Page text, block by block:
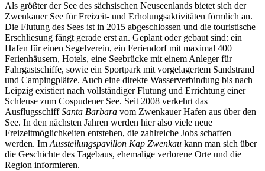
Als größter der See des sächsischen Neuseenlands bietet sich der
Zwenkauer See für Freizeit- und Erholungsaktivitäten förmlich an.
Die Flutung des Sees ist in 2015 abgeschlossen und die touristische
Erschliesung fängt gerade erst an. Geplant oder gebaut sind: ein
Hafen für einen Segelverein, ein Feriendorf mit maximal 400
Ferienhäusern, Hotels, eine Seebrücke mit einem Anleger für
Fahrgastschiffe, sowie ein Sportpark mit vorgelagertem Sandstrand
und Campingplätze. Auch eine direkte Wasserverbindung bis nach
Leipzig existiert nach vollständiger Flutung und Errichtung einer
Schleuse zum Cospudener See. Seit 2008 verkehrt das
AusflugsschiffSanta Barbara vom Zwenkauer Hafen aus über den
See. In den nächsten Jahren werden hier also viele neue
Freizeitmöglichkeiten entstehen, die zahlreiche Jobs schaffen
werden. ImAusstellungspavillon Kap Zwenkau kann man sich über
die Geschichte des Tagebaus, ehemalige verlorene Orte und die
Region informieren.